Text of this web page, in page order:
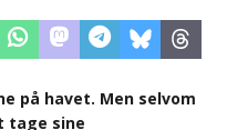
på havet. Men selvom
tage sine